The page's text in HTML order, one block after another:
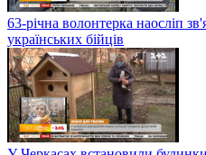
63-річна волонтерка наосліп
українських бійців